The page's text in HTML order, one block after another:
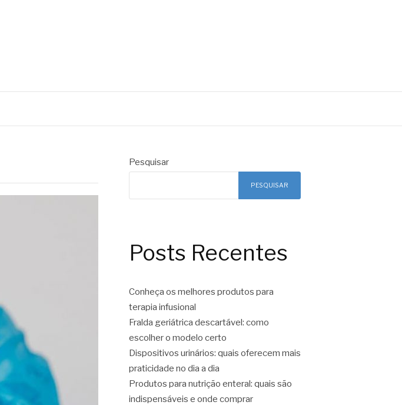
Pesquisar
PESQUISAR
Posts Recentes
Conheça os melhores produtos para
terapia infusional
Fralda geriátrica descartável: como
escolher o modelo certo
Dispositivos urinários: quais oferecem mais
praticidade no dia a dia
Produtos para nutrição enteral: quais são
indispensáveis e onde comprar